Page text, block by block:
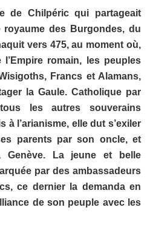
de Chilpéric qui partageait
des Burgondes, du
vers 475, au moment où,
l’Empire romain, les peuples
Francs et Alamans,
la Gaule. Catholique par
les autres souverains
à l’arianisme, elle dut s’exiler
parents par son oncle, et
La jeune et belle
par des ambassadeurs
ce dernier la demanda en
de son peuple avec les